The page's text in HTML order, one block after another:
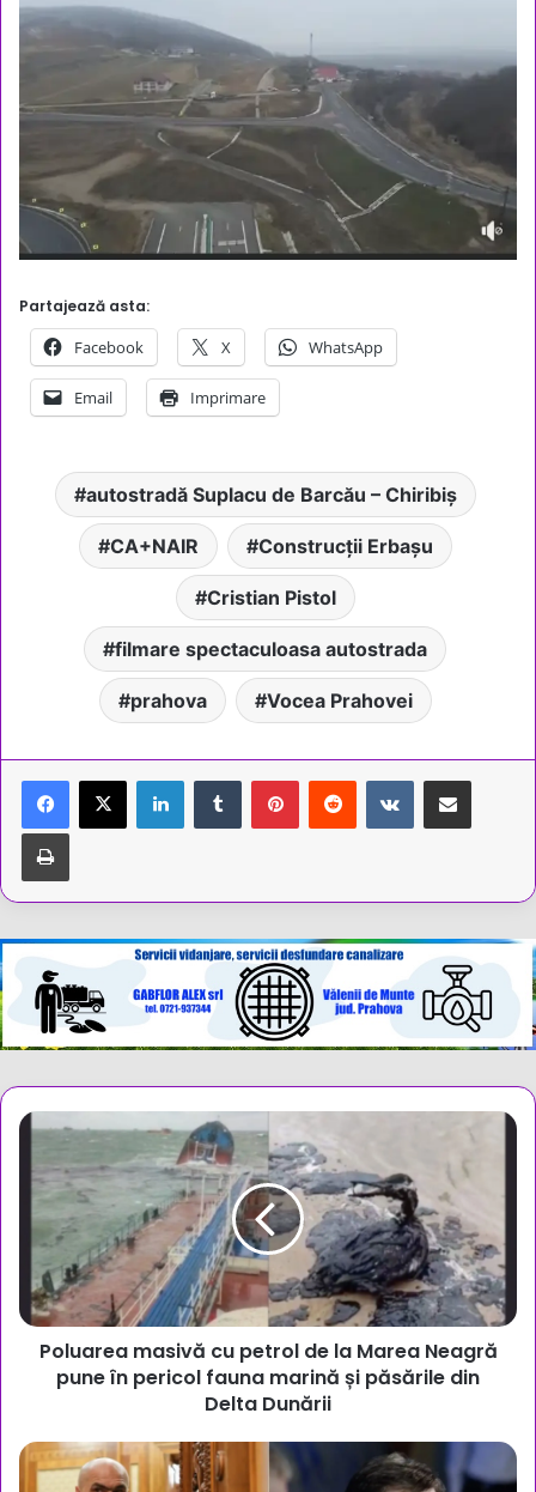
Partajează asta:
Facebook X WhatsApp
Email Imprimare
autostradă Suplacu de Barcău – Chiribiș
CA+NAIR Construcții Erbașu
Cristian Pistol
filmare spectaculoasa autostrada
prahova Vocea Prahovei
LinkedInTumblr PinterestReddit VKontakteShare via Email
Tipărește
Poluarea
petrol
de
Marea
Neagră
pune
pericol
și
păsările
Poluarea masivă cu petrol de la Marea Neagră
pune în pericol fauna marină și păsările din
Delta Dunării
Crin
Antonescu,